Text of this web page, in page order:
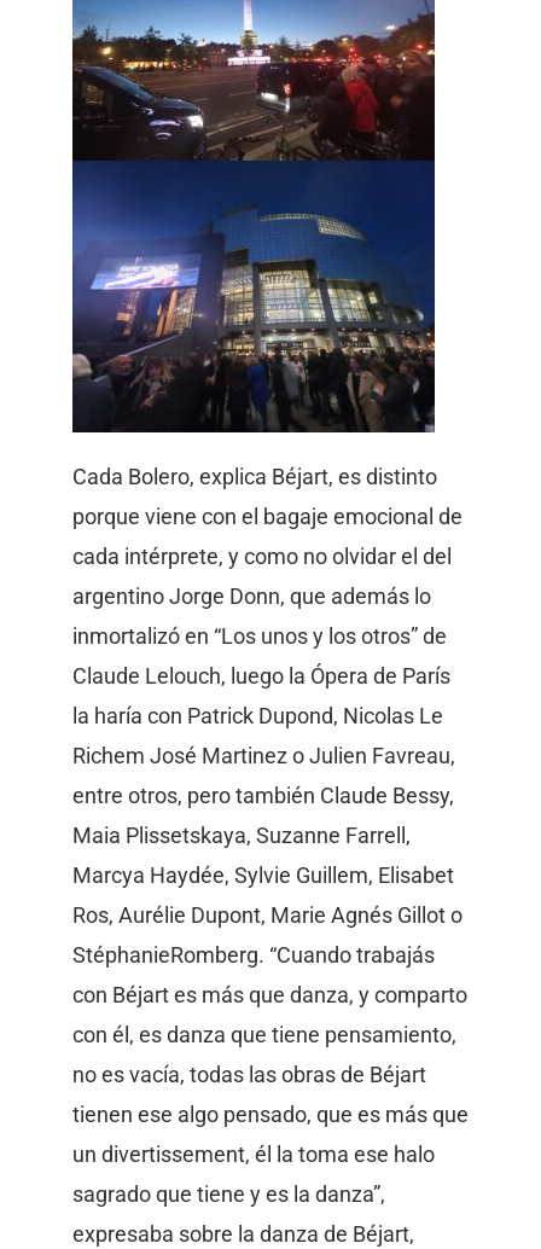
Cada Bolero, explica Béjart, es distinto
porque viene con el bagaje emocional de
cada intérprete, y como no olvidar el del
argentino Jorge Donn, que además lo
inmortalizó en “Los unos y los otros” de
Claude Lelouch, luego la Ópera de París
la haría con Patrick Dupond, Nicolas Le
Richem José Martinez o Julien Favreau,
entre otros, pero también Claude Bessy,
Maia Plissetskaya, Suzanne Farrell,
Marcya Haydée, Sylvie Guillem, Elisabet
Ros, Aurélie Dupont, Marie Agnés Gillot o
StéphanieRomberg. “Cuando trabajás
con Béjart es más que danza, y comparto
con él, es danza que tiene pensamiento,
no es vacía, todas las obras de Béjart
tienen ese algo pensado, que es más que
un divertissement, él la toma ese halo
sagrado que tiene y es la danza”,
expresaba sobre la danza de Béjart,